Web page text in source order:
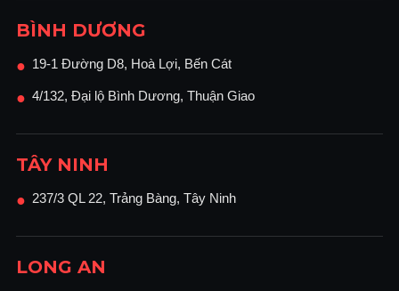
BÌNH DƯƠNG
● 19-1 Đường D8, Hoà Lợi, Bến Cát
● 4/132, Đại lộ Bình Dương, Thuận Giao
TÂY NINH
● 237/3 QL 22, Trảng Bàng, Tây Ninh
LONG AN